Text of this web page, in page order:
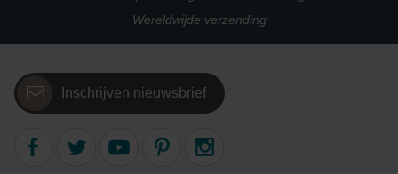
Wereldwijde verzending
Inschrijven nieuwsbrief